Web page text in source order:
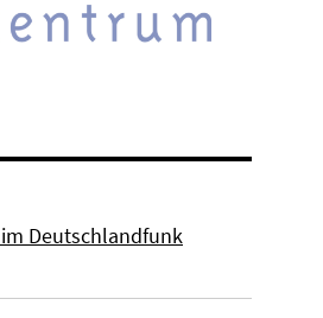
im Deutschlandfunk